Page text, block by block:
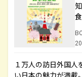
１万人の訪日外国人
い日本の魅力が満載